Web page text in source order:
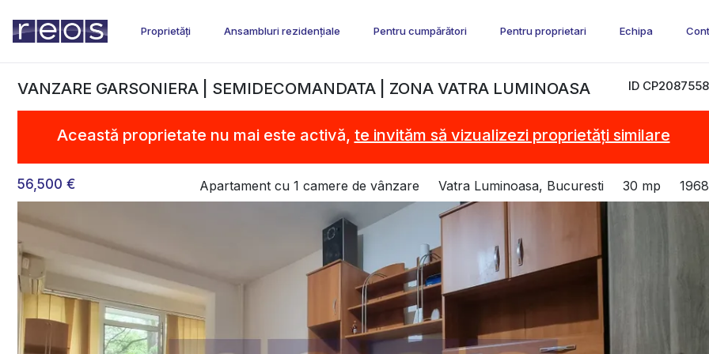
Proprietăți Ansambluri rezidențiale Pentru cumpărători Pentru proprietari Echipa
ID CP2087558
VANZARE GARSONIERA | SEMIDECOMANDATA | ZONA VATRA LUMINOASA
Această proprietate nu mai este activă, te invităm să vizualizezi proprietăți similare
56,500 € Apartament cu 1 camere de vânzare Vatra Luminoasa, Bucuresti 30 mp 1968